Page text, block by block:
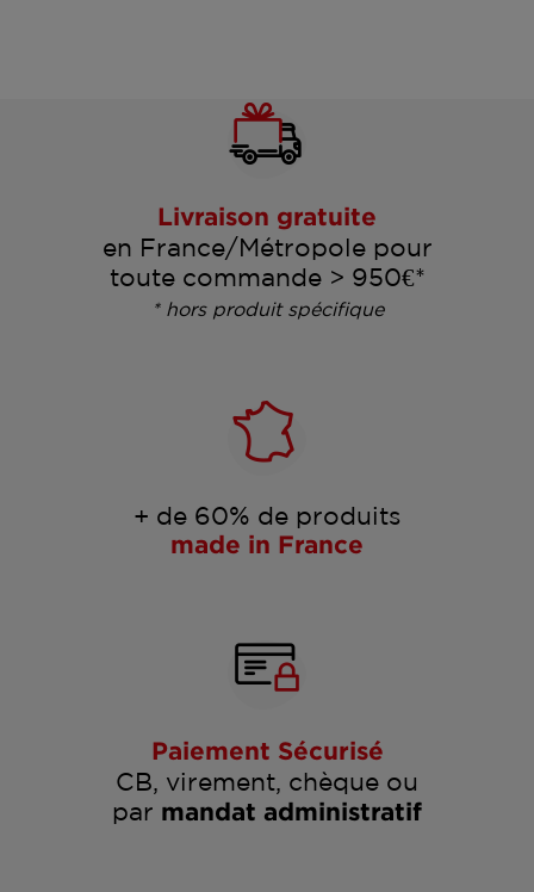
Livraison gratuite
en France/Métropole pour
toute commande > 950€*
* hors produit spécifique
+ de 60% de produits
made in France
Paiement Sécurisé
CB, virement, chèque ou
par mandat administratif